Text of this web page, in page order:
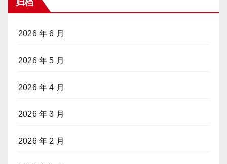
2026 年 6 月
2026 年 5 月
2026 年 4 月
2026 年 3 月
2026 年 2 月